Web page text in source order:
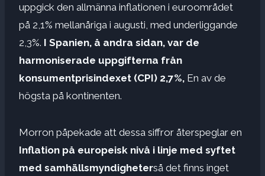
uppgick den allmänna inflationen i euroområdet
på 2,1% mellanåriga i augusti, med underliggande
2,3%. I Spanien, å andra sidan, var de
harmoniserade uppgifterna från
konsumentprisindexet (CPI) 2,7%, En av de
högsta på kontinenten.
Morron påpekade att dessa siffror återspeglar en
Inflation på europeisk nivå i linje med syftet
med samhällsmyndigheterså det finns inget